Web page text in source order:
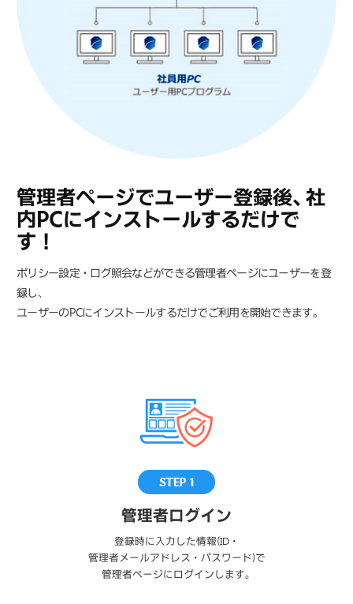
管理者ページでユーザー登録後、 社
内PCにインストールするだけで
す！
ポリシー設定・ログ照会などができる管理者ページにユーザーを登
録し、
ユーザーのPCにインストールするだけでご利用を開始できます。
STEP 1
管理者ログイン
登録時に入力した情報(ID・
管理者メールアドレス・パスワード)で
管理者ページにログインします。